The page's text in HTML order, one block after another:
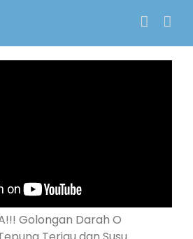
Golongan Darah O